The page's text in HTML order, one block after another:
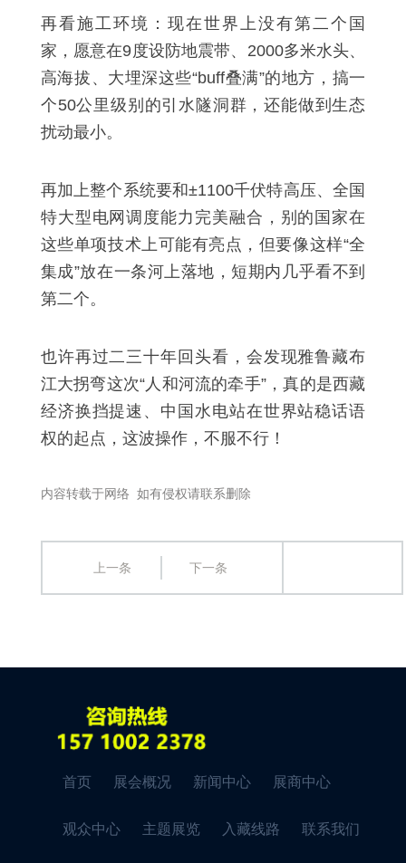
再看施工环境：现在世界上没有第二个国
家，愿意在9度设防地震带、2000多米水头、
高海拔、大埋深这些“buff叠满”的地方，搞一
个50公里级别的引水隧洞群，还能做到生态
扰动最小。
再加上整个系统要和±1100千伏特高压、全国
特大型电网调度能力完美融合，别的国家在
这些单项技术上可能有亮点，但要像这样“全
集成”放在一条河上落地，短期内几乎看不到
第二个。
也许再过二三十年回头看，会发现雅鲁藏布
江大拐弯这次“人和河流的牵手”，真的是西藏
经济换挡提速、中国水电站在世界站稳话语
权的起点，这波操作，不服不行！
内容转载于网络 如有侵权请联系删除
上一条 下一条
首页 展会概况 新闻中心 展商中心
观众中心 主题展览 入藏线路 联系我们